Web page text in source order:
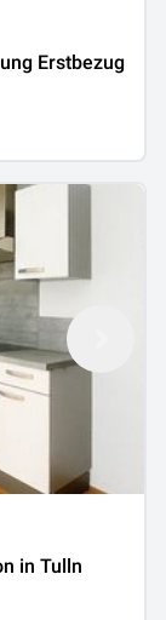
Erstbezug
in Tulln